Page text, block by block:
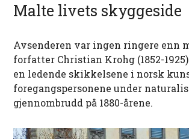
Malte livets skyggeside
Avsenderen var ingen ringere enn
forfatter Christian Krohg (1852-
en ledende skikkelsene i norsk
foregangspersonene under
gjennombrudd på 1880-årene.